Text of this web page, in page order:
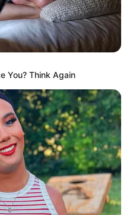
You? Think Again